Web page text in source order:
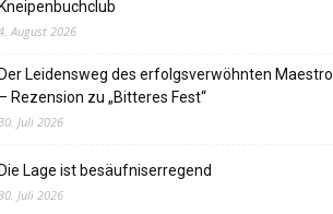
Kneipenbuchclub
August 2026
Der Leidensweg des erfolgsverwöhnten Maestro
– Rezension zu „Bitteres Fest“
Juli 2026
Die Lage ist besäufniserregend
Juli 2026